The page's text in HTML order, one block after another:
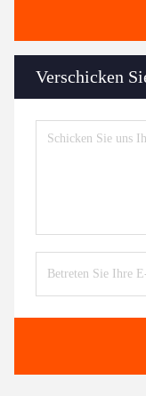
Verschicken